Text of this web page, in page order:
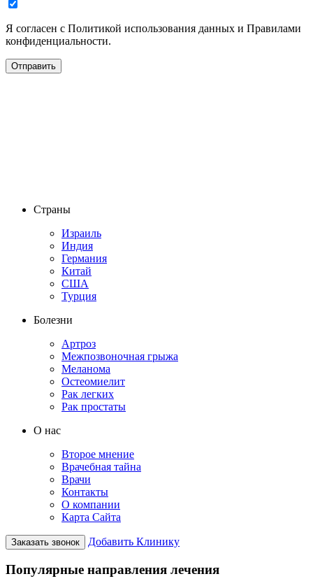
Я согласен с Политикой использования данных и Правилами
конфиденциальности.
Страны
Израиль
Индия
Германия
Китай
США
Турция
Болезни
Артроз
Межпозвоночная грыжа
Меланома
Остеомиелит
Рак легких
Рак простаты
О нас
Второе мнение
Врачебная тайна
Врачи
Контакты
О компании
Карта Сайта
Заказать звонок Добавить Клинику
Популярные направления лечения